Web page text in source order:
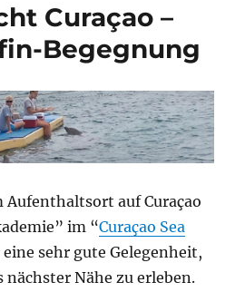
Curaçao –
Begegnung
Aufenthaltsort auf Curaçao
im “Curaçao Sea
eine sehr gute Gelegenheit,
nächster Nähe zu erleben.